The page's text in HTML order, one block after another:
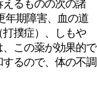
るものの次の諸
年期障害、血の道
撲症）、しもや
この薬が効果的で
るので、体の不調